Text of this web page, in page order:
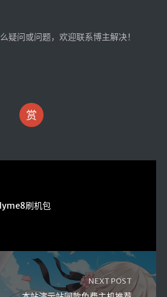
疑问或问题，欢迎联系博主解决！
赏
刷机包
NEXT POST